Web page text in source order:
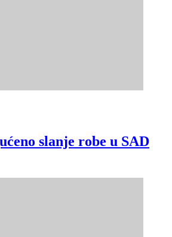
slanje robe u SAD